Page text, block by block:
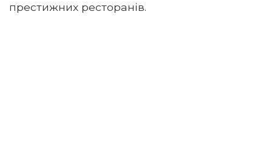
престижних ресторанів.